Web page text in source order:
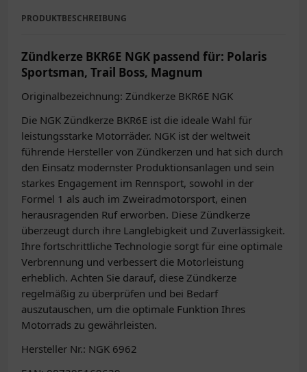
PRODUKTBESCHREIBUNG
Zündkerze BKR6E NGK passend für: Polaris
Sportsman, Trail Boss, Magnum
Originalbezeichnung: Zündkerze BKR6E NGK
Die NGK Zündkerze BKR6E ist die ideale Wahl für
leistungsstarke Motorräder. NGK ist der weltweit
führende Hersteller von Zündkerzen und hat sich durch
den Einsatz modernster Produktionsanlagen und sein
starkes Engagement im Rennsport, sowohl in der
Formel 1 als auch im Zweiradmotorsport, einen
herausragenden Ruf erworben. Diese Zündkerze
überzeugt durch ihre Langlebigkeit und Zuverlässigkeit.
Ihre fortschrittliche Technologie sorgt für eine optimale
Verbrennung und verbessert die Motorleistung
erheblich. Achten Sie darauf, diese Zündkerze
regelmäßig zu überprüfen und bei Bedarf
auszutauschen, um die optimale Funktion Ihres
Motorrads zu gewährleisten.
Hersteller Nr.: NGK 6962